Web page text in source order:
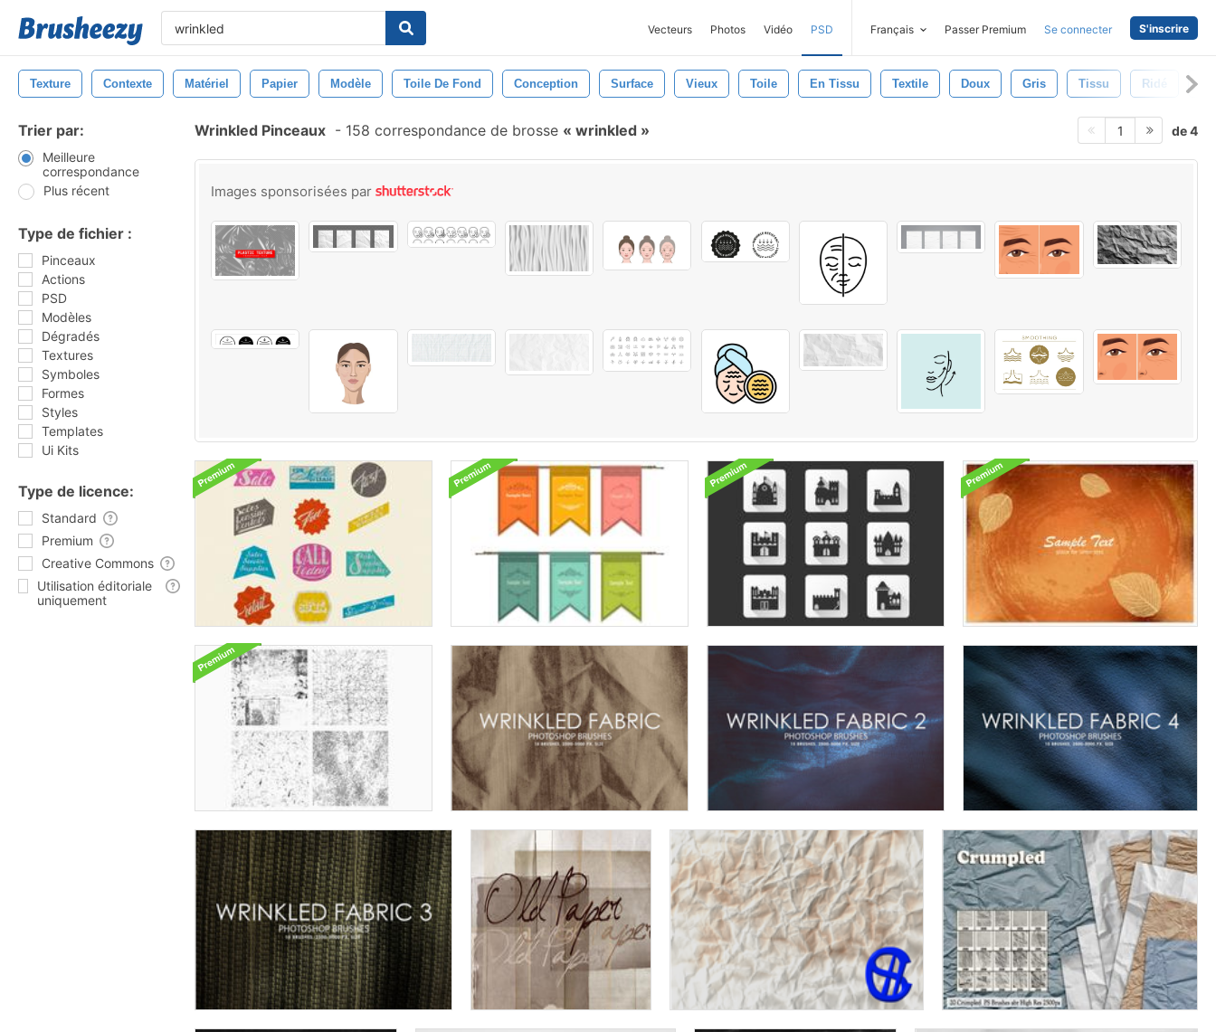
Vecteurs Photos Vidéo PSD Français Passer Premium Se connecter S'inscrire
Texture Contexte Matériel Papier Modèle Toile De Fond Conception Surface Vieux Toile En Tissu Textile Doux Gris Tissu Ridé
Trier par:
Meilleure
correspondance
Plus récent
Type de fichier :
Pinceaux
Actions
PSD
Modèles
Dégradés
Textures
Symboles
Formes
Styles
Templates
Ui Kits
Type de licence:
Standard
Premium
Creative Commons
Utilisation éditoriale
uniquement
Wrinkled Pinceaux - 158 correspondance de brosse wrinkled 1 de 4
Images sponsorisées par